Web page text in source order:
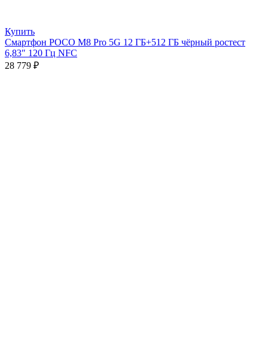
Купить
Смартфон POCO M8 Pro 5G 12 ГБ+512 ГБ чёрный ростест
6,83″ 120 Гц NFC
28 779 ₽